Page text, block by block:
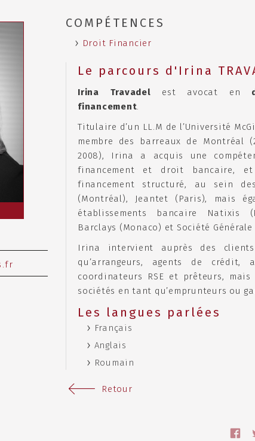
COMPÉTENCES
Droit Financier
Le parcours d'Irina
Irina Travadel est avocat en
financement.
Titulaire d’un LL.M de l’Université
membre des barreaux de Montréal
2008), Irina a acquis une
financement et droit bancaire,
financement structuré, au sein
(Montréal), Jeantet (Paris), mais
établissements bancaire Natixis
Barclays (Monaco) et Société Générale
Irina intervient auprès des
qu’arrangeurs, agents de crédit,
coordinateurs RSE et prêteurs, mais
sociétés en tant qu’emprunteurs ou
Les langues parlées
Français
Anglais
Roumain
Retour